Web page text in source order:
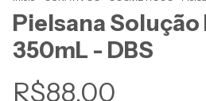
Pielsana Solução
350mL - DBS
R$88,00